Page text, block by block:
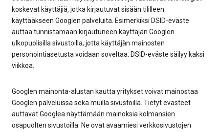
koskevat käyttäjiä, jotka kirjautuvat sisään tililleen
käyttääkseen Googlen palveluita. Esimerkiksi DSID-eväste
auttaa tunnistamaan kirjautuneen käyttäjän Googlen
ulkopuolisilla sivustoilla, jotta käyttäjän mainosten
personointiasetusta voidaan soveltaa. DSID-eväste säilyy kaksi
viikkoa.
Googlen mainonta-alustan kautta yritykset voivat mainostaa
Googlen palveluissa sekä muilla sivustoilla. Tietyt evästeet
auttavat Googlea näyttämään mainoksia kolmansien
osapuolten sivustoilla. Ne ovat avaamiesi verkkosivustojen